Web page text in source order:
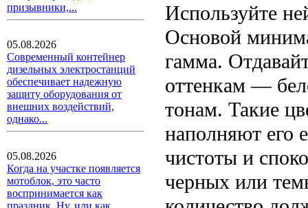
призывники,...
05.08.2026
Современный контейнер
дизельных электростанций
обеспечивает надежную
защиту оборудования от
внешних воздействий,
однако...
05.08.2026
Когда на участке появляется
мотоблок, это часто
воспринимается как
праздник. Ну, или как
Используйте
Основой
гамма.
оттенкам —
тонам. Такие
наполняют его
чистоты и
черных или